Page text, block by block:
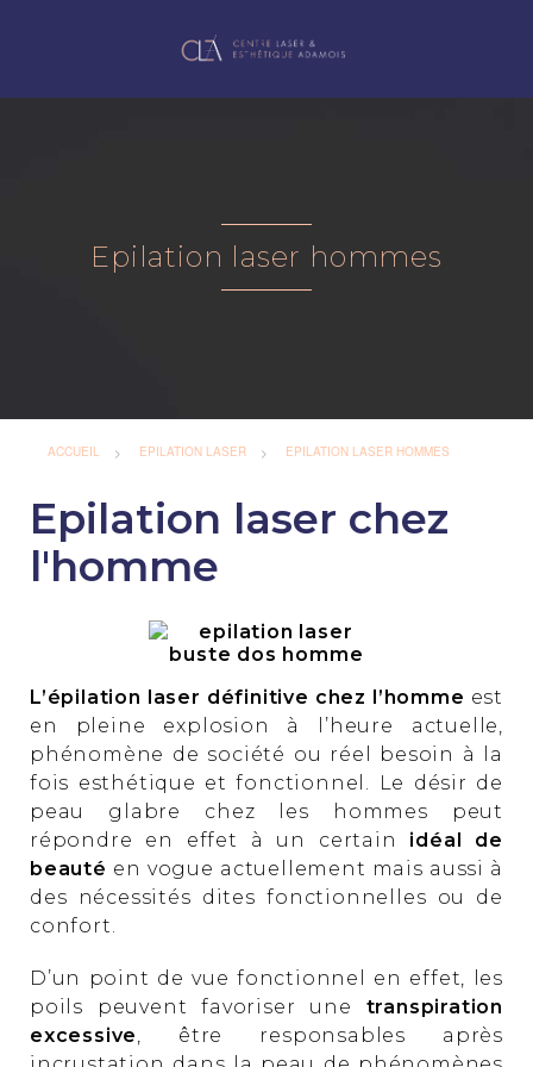
Epilation laser hommes
ACCUEIL EPILATION LASER EPILATION LASER HOMMES
Epilation laser chez
l'homme
L’épilation laser définitive chez l’homme est
en pleine explosion à l’heure actuelle,
phénomène de société ou réel besoin à la
fois esthétique et fonctionnel. Le désir de
peau glabre chez les hommes peut
répondre en effet à un certain idéal de
beauté en vogue actuellement mais aussi à
des nécessités dites fonctionnelles ou de
confort.
D’un point de vue fonctionnel en effet, les
poils peuvent favoriser une transpiration
excessive, être responsables après